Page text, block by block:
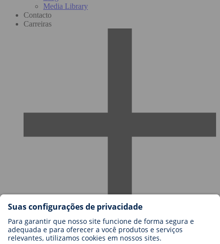
Media Library
Contacto
Carreiras
Carreiras na BIOTRONIK
Níveis de carreira